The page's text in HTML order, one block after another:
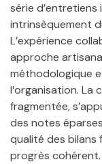
série
intrinsèquement
L’expérience
approche
méthodologique
l’organisation. La
fragmentée,
des notes
qualité des bilans
progrès cohérent.